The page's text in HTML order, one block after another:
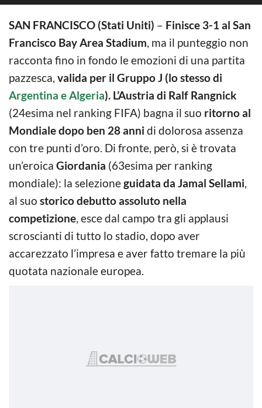
SAN FRANCISCO (Stati Uniti) – Finisce 3-1 al San
Francisco Bay Area Stadium, ma il punteggio non
racconta fino in fondo le emozioni di una partita
pazzesca, valida per il Gruppo J (lo stesso di
Argentina e Algeria). L’Austria di Ralf Rangnick
(24esima nel ranking FIFA) bagna il suo ritorno al
Mondiale dopo ben 28 anni di dolorosa assenza
con tre punti d’oro. Di fronte, però, si è trovata
un’eroica Giordania (63esima per ranking
mondiale): la selezioneguidata da Jamal Sellami,
al suo storico debutto assoluto nella
competizione, esce dal campo tra gli applausi
scroscianti di tutto lo stadio, dopo aver
accarezzato l’impresa e aver fatto tremare la più
quotata nazionale europea.